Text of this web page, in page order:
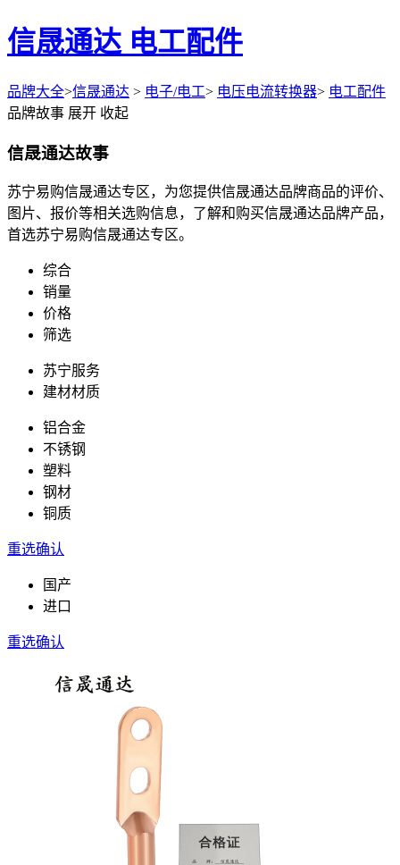
信晟通达 电工配件
品牌大全>信晟通达 > 电子/电工> 电压电流转换器> 电工配件
品牌故事 展开 收起
信晟通达故事
苏宁易购信晟通达专区，为您提供信晟通达品牌商品的评价、
图片、报价等相关选购信息，了解和购买信晟通达品牌产品，
首选苏宁易购信晟通达专区。
综合
销量
价格
筛选
苏宁服务
建材材质
铝合金
不锈钢
塑料
钢材
铜质
重选确认
国产
进口
重选确认